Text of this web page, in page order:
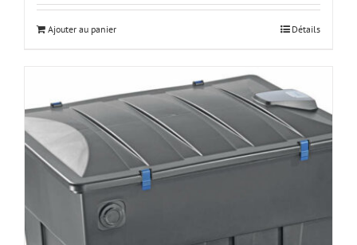
Ajouter au panier Détails